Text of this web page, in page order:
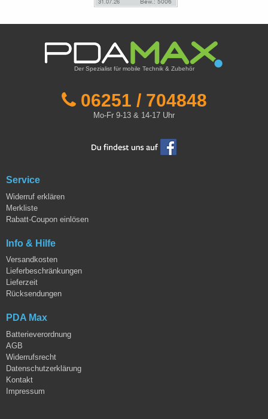
Der Spezialist für mobile Technik & Zubehör
06251 / 704848
Mo-Fr 9-13 & 14-17 Uhr
Service
Widerruf erklären
Merkliste
Rabatt-Coupon einlösen
Info & Hilfe
Versandkosten
Lieferbeschränkungen
Lieferzeit
Rücksendungen
PDA Max
Batterieverordnung
AGB
Widerrufsrecht
Datenschutzerklärung
Kontakt
Impressum